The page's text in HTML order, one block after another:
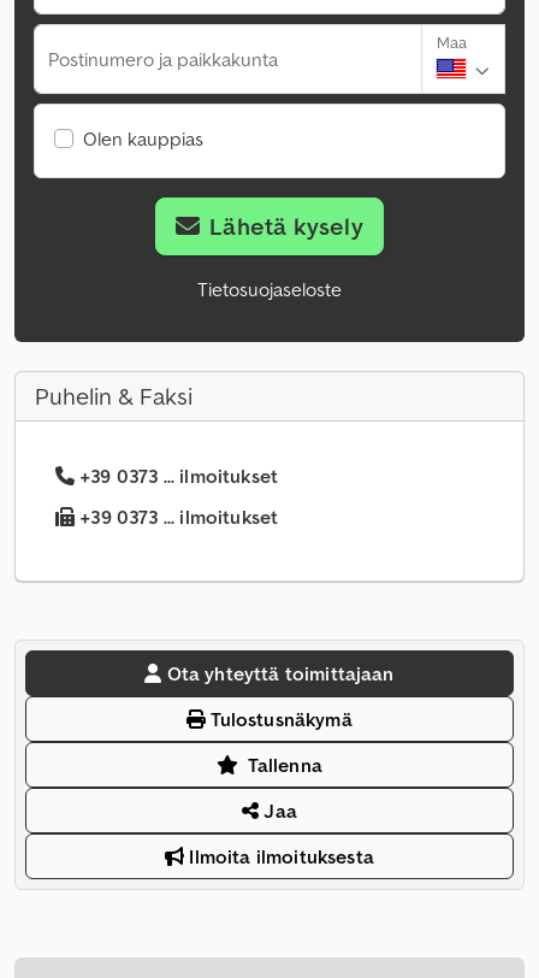
Postinumero ja paikkakunta
Maa
Olen kauppias
Lähetä kysely
Tietosuojaseloste
Puhelin & Faksi
+39 0373 ... ilmoitukset
+39 0373 ... ilmoitukset
Ota yhteyttä toimittajaan
Tulostusnäkymä
Tallenna
Jaa
Ilmoita ilmoituksesta